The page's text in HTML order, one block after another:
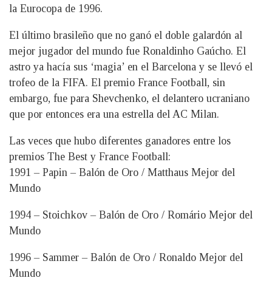
la Eurocopa de 1996.
El último brasileño que no ganó el doble galardón al
mejor jugador del mundo fue Ronaldinho Gaúcho. El
astro ya hacía sus ‘magia’ en el Barcelona y se llevó el
trofeo de la FIFA. El premio France Football, sin
embargo, fue para Shevchenko, el delantero ucraniano
que por entonces era una estrella del AC Milan.
Las veces que hubo diferentes ganadores entre los
premios The Best y France Football:
1991 – Papin – Balón de Oro / Matthaus Mejor del
Mundo
1994 – Stoichkov – Balón de Oro / Romário Mejor del
Mundo
1996 – Sammer – Balón de Oro / Ronaldo Mejor del
Mundo